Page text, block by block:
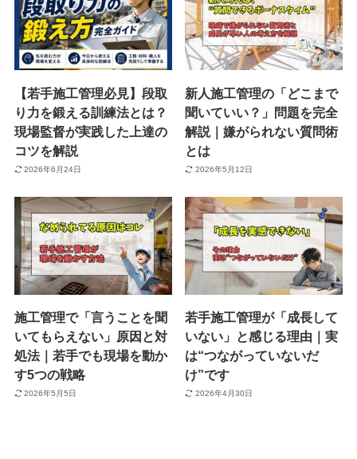
【若手施工管理必見】段取
り力を鍛える訓練法とは？
現場監督が実践した上達の
コツを解説
2026年6月24日
新人施工管理の「どこまで
聞いていい？」問題を完全
解説｜嫌がられない質問術
とは
2026年5月12日
施工管理で「言うことを聞
いてもらえない」原因と対
処法｜若手でも現場を動か
す5つの戦略
2026年5月5日
若手施工管理が「成長して
いない」と感じる理由｜実
は“つながっていないだ
け”です
2026年4月30日